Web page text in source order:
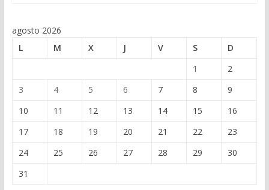
agosto 2026
L
M X J V S
D
1
2
3
4 5 6 7 8
9
10
11 12 13 14 15
16
17
18 19 20 21 22
23
24
25 26 27 28 29
30
31